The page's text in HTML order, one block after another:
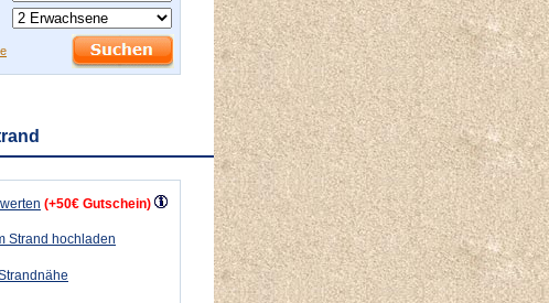
(+50€ Gutschein)
Strand hochladen